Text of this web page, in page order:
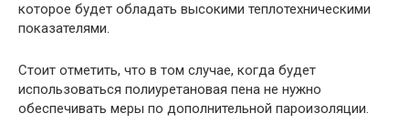
которое будет обладать высокими теплотехническими
показателями.
Стоит отметить, что в том случае, когда будет
использоваться полиуретановая пена не нужно
обеспечивать меры по дополнительной пароизоляции.